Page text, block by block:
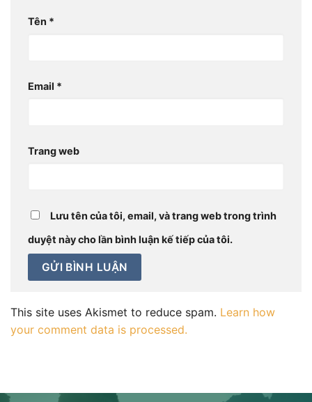
Tên *
Email *
Trang web
Lưu tên của tôi, email, và trang web trong trình
duyệt này cho lần bình luận kế tiếp của tôi.
This site uses Akismet to reduce spam. Learn how
your comment data is processed.